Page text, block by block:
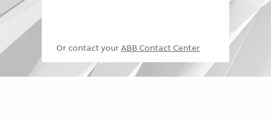
Or contact your ABB Contact Center